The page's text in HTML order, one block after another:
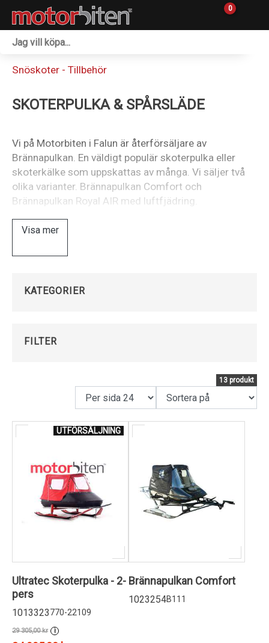
0
Övrigt & Merch
Outlet
Snöskoter - Tillbehör
SKOTERPULKA & SPÅRSLÄDE
Vi på Motorbiten i Falun är återförsäljare av
Brännapulkan. En väldigt populär skoterpulka eller
skoterkälke som uppskattas av många. Vi säljer två
olika varianter. Brännapulkan Comfort och
Brännapulkan Royal AIR med luftfjädring.
Visa mer
KATEGORIER
FILTER
13 produkt
UTFÖRSÄLJNING
Ultratec Skoterpulka - 2-
pers
1013323770-22109
29 305,00 kr i
Brännapulkan Comfort
1023254B111